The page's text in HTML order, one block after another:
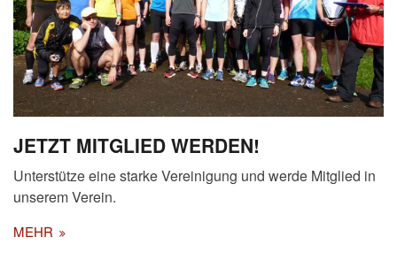
JETZT MITGLIED WERDEN!
Unterstütze eine starke Vereinigung und werde Mitglied in
unserem Verein.
MEHR